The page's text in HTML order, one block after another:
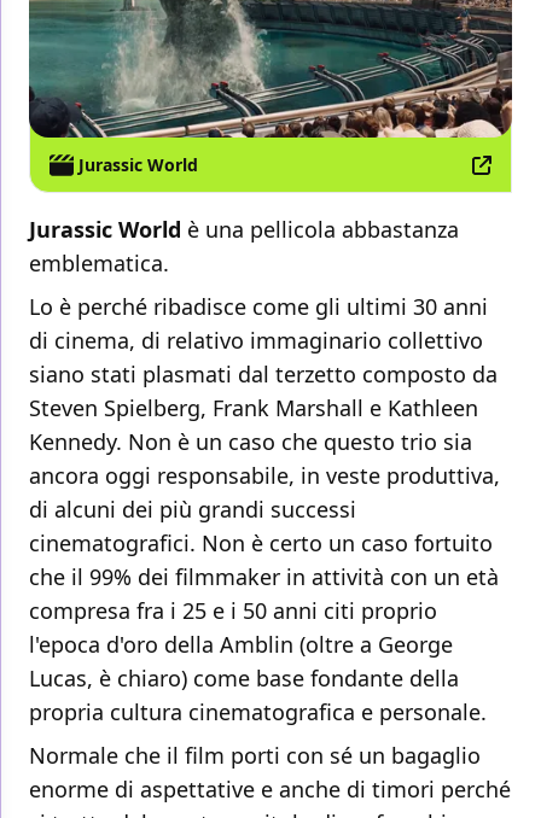
Jurassic World
Jurassic World è una pellicola abbastanza
emblematica.
Lo è perché ribadisce come gli ultimi 30 anni
di cinema, di relativo immaginario collettivo
siano stati plasmati dal terzetto composto da
Steven Spielberg, Frank Marshall e Kathleen
Kennedy. Non è un caso che questo trio sia
ancora oggi responsabile, in veste produttiva,
di alcuni dei più grandi successi
cinematografici. Non è certo un caso fortuito
che il 99% dei filmmaker in attività con un età
compresa fra i 25 e i 50 anni citi proprio
l'epoca d'oro della Amblin (oltre a George
Lucas, è chiaro) come base fondante della
propria cultura cinematografica e personale.
Normale che il film porti con sé un bagaglio
enorme di aspettative e anche di timori perché